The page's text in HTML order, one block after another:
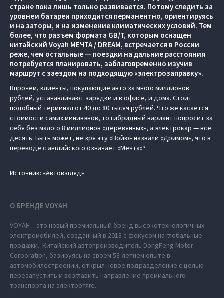
стране пока лишь только развивается. Потому следить за
уровнем батареи приходится перманентно, ориентируясь
и на заторы, и на изменение климатических условий. Тем
более, что разъем формата GB/T, которым оснащен
китайский Voyah МЕЧТА / DREAM, встречается в России
реже, чем остальные — поездки на дальние расстояния
потребуется планировать, заблаговременно изучив
маршрут с заездом на подходящую «электрозаправку».
Впрочем, клиенты, покупающие авто за много миллионов
рублей, устанавливают зарядки и в офисе, и дома. Стоит
подобный терминал от 40 до 80 тысяч рублей. Что же касается
стоимости самих минивэнов, то гибридный вариант попросит за
себя без малого 8 миллионов «деревянных», а электрокар — все
десять. Быть может, не зря эту «Войю» назвали «Дримом», что в
переводе с английского означает «Мечта»?
Источник: «Автовзгляд»
О БРЕНДЕ VOYAH
VOYAH – это новый премиальный бренд высокотехнологичных
электромобилей, созданный в 2018 с фокусом на глобальные
продажи. Китайский автопроизводитель DongFeng Motor
Corporation, базируясь на своем 53-летнем опыте в
автомобилестроении, открыл новое подразделение с целью
перезапустить и возглавить направление премиального
транспорта на электротяге.